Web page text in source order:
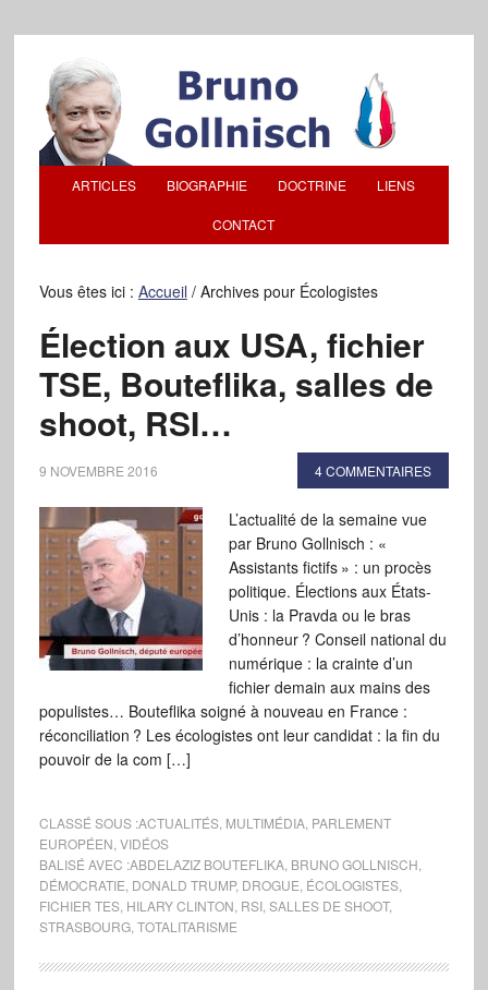
ARTICLES BIOGRAPHIE DOCTRINE LIENS
CONTACT
Vous êtes ici : Accueil /Archives pour Écologistes
Élection aux USA, fichier
TSE, Bouteflika, salles de
shoot, RSI…
9 NOVEMBRE 2016 4 COMMENTAIRES
L’actualité de la semaine vue
par Bruno Gollnisch : «
Assistants fictifs » : un procès
politique. Élections aux États-
Unis : la Pravda ou le bras
d’honneur ? Conseil national du
numérique : la crainte d’un
fichier demain aux mains des
populistes… Bouteflika soigné à nouveau en France :
réconciliation ? Les écologistes ont leur candidat : la fin du
pouvoir de la com […]
CLASSÉ SOUS :ACTUALITÉS, MULTIMÉDIA, PARLEMENT
EUROPÉEN VIDÉOS
BALISÉ AVEC :ABDELAZIZ BOUTEFLIKA, BRUNO GOLLNISCH
DÉMOCRATIE DONALD TRUMP, DROGUE ÉCOLOGISTES,
FICHIER TES, HILARY CLINTON RSI, SALLES DE SHOOT,
STRASBOURG, TOTALITARISME